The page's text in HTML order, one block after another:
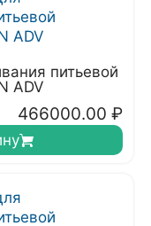
питьевой
ADV
466000.00 ₽